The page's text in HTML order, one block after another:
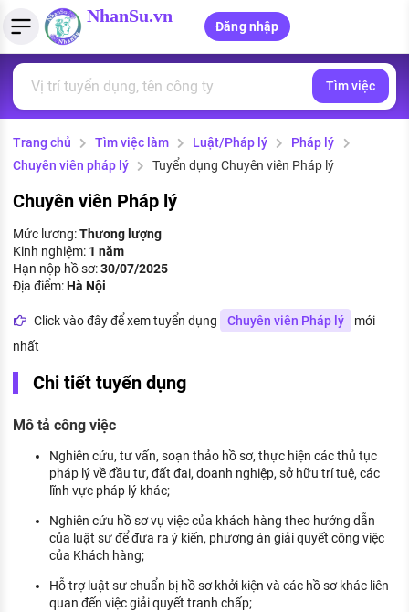
NhanSu.vn
Đăng nhập
Tìm việc làm
Việc làm ngành luật
Việc làm tốt nhất
CÔNG TY
Danh sách nhà tuyển dụng
Quản lý CV
Tải CV lên
MẪU CV THEO STYLE
Mẫu CV đơn giản
Mẫu CV hiện đại
Tính lương Gross - Net
Tính thuế thu nhập cá nhân
PHÁP LUẬT VIỆT NAM
Văn bản pháp luật
Chính sách mới
PHÁP LUẬT LAO ĐỘNG
Lao động và tiền lương
Bảo hiểm và phúc lợi
Thuế thu nhập
Chính sách lao động
KHÁM PHÁ NGHỀ NGHIỆP
Tử vi nghề nghiệp
Kỹ năng nghề nghiệp
HƯỚNG NGHIỆP VIỆC LÀM
Đặc trưng từng nghề
Xu hướng việc làm
Tìm việc
Trang chủ Tìm việc làm Luật/Pháp lý
Pháp lý
Chuyên viên pháp lý
Tuyển dụng Chuyên viên Pháp lý
Chuyên viên Pháp lý
Mức lương:Thương lượng
Kinh nghiệm: 1 năm
Hạn nộp hồ sơ:30/07/2025
Địa điểm:Hà Nội
Click vào đây để xem tuyển dụng Chuyên viên Pháp lý
mới
nhất
Chi tiết tuyển dụng
Mô tả công việc
Nghiên cứu, tư vấn, soạn thảo hồ sơ, thực hiện các thủ tục
pháp lý về đầu tư, đất đai, doanh nghiệp, sở hữu trí tuệ, các
lĩnh vực pháp lý khác;
Nghiên cứu hồ sơ vụ việc của khách hàng theo hướng dẫn
của luật sư để đưa ra ý kiến, phương án giải quyết công việc
của Khách hàng;
Hỗ trợ luật sư chuẩn bị hồ sơ khởi kiện và các hồ sơ khác liên
quan đến việc giải quyết tranh chấp;